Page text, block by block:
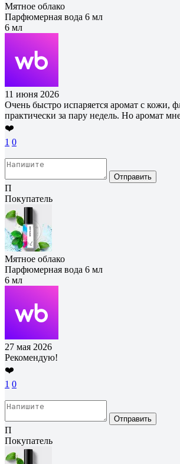
Мятное облако
Парфюмерная вода 6 мл
6 мл
11 июня 2026
Очень быстро испаряется аромат с кожи,
практически за пару недель. Но аромат
❤️
1 0
Отправить
П
Покупатель
Мятное облако
Парфюмерная вода 6 мл
6 мл
27 мая 2026
Рекомендую!
❤️
1 0
Отправить
П
Покупатель